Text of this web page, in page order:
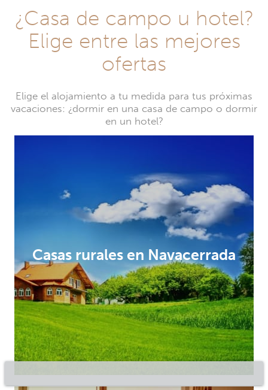
¿Casa de campo u hotel?
Elige entre las mejores
ofertas
Elige el alojamiento a tu medida para tus próximas
vacaciones: ¿dormir en una casa de campo o dormir
en un hotel?
Casas rurales en Navacerrada